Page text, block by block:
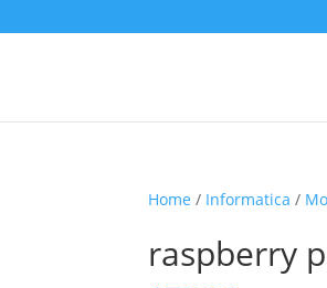
Home / Informatica /
raspberry